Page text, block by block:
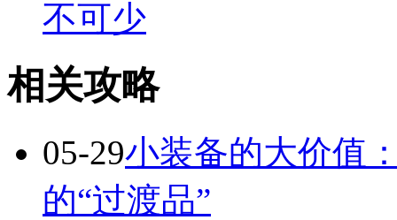
不可少
相关攻略
05-29小装备的大价值
的“过渡品”